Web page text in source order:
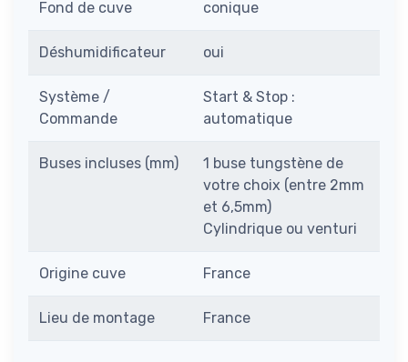
Fond de cuve conique
Déshumidificateur oui
Système /
Commande
Start & Stop :
automatique
Buses incluses (mm)
1 buse tungstène de
votre choix (entre 2mm
et 6,5mm)
Cylindrique ou venturi
Origine cuve France
Lieu de montage France